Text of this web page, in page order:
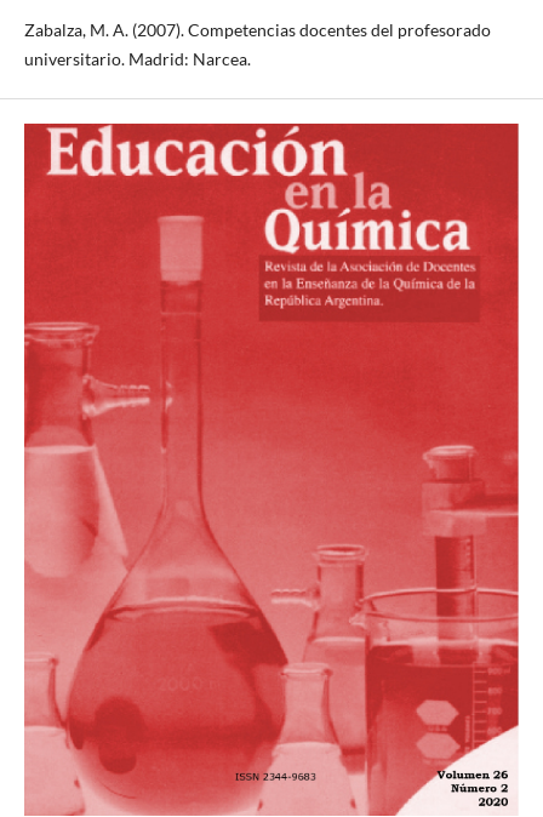
Zabalza, M. A. (2007). Competencias docentes del profesorado
universitario. Madrid: Narcea.